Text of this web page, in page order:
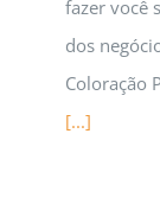
fazer você
dos
Coloração
[...]